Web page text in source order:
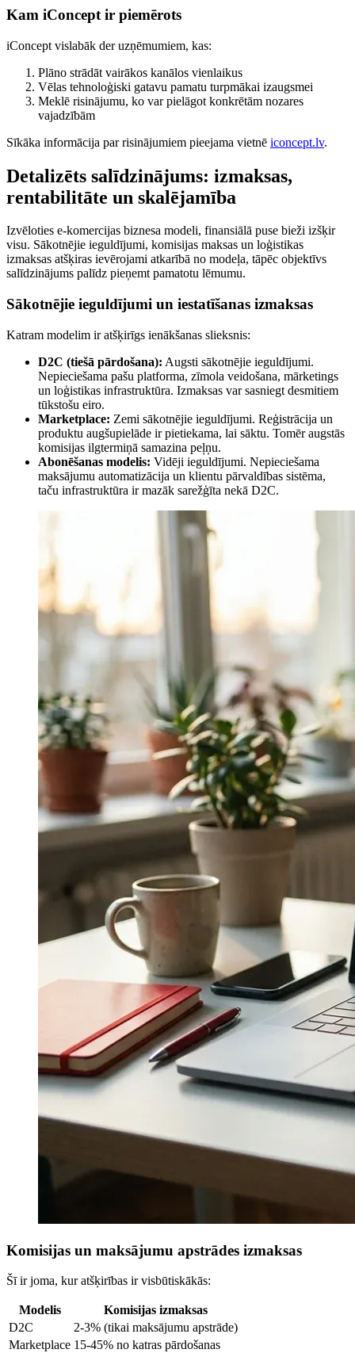
Kam iConcept ir piemērots
iConcept vislabāk der uzņēmumiem, kas:
Plāno strādāt vairākos kanālos vienlaikus
Vēlas tehnoloģiski gatavu pamatu turpmākai izaugsmei
Meklē risinājumu, ko var pielāgot konkrētām nozares
vajadzībām
Sīkāka informācija par risinājumiem pieejama vietnē iconcept.lv.
Detalizēts salīdzinājums: izmaksas,
rentabilitāte un skalējamība
Izvēloties e-komercijas biznesa modeli, finansiālā puse bieži izšķir
visu. Sākotnējie ieguldījumi, komisijas maksas un loģistikas
izmaksas atšķiras ievērojami atkarībā no modeļa, tāpēc objektīvs
salīdzinājums palīdz pieņemt pamatotu lēmumu.
Sākotnējie ieguldījumi un iestatīšanas izmaksas
Katram modelim ir atšķirīgs ienākšanas slieksnis:
D2C (tiešā pārdošana): Augsti sākotnējie ieguldījumi.
Nepieciešama pašu platforma, zīmola veidošana, mārketings
un loģistikas infrastruktūra. Izmaksas var sasniegt desmitiem
tūkstošu eiro.
Marketplace: Zemi sākotnējie ieguldījumi. Reģistrācija un
produktu augšupielāde ir pietiekama, lai sāktu. Tomēr augstās
komisijas ilgtermiņā samazina peļņu.
Abonēšanas modelis: Vidēji ieguldījumi. Nepieciešama
maksājumu automatizācija un klientu pārvaldības sistēma,
taču infrastruktūra ir mazāk sarežģīta nekā D2C.
Komisijas un maksājumu apstrādes izmaksas
Šī ir joma, kur atšķirības ir visbūtiskākās:
Modelis
Komisijas izmaksas
D2C
2-3% (tikai maksājumu apstrāde)
Marketplace 15-45% no katras pārdošanas